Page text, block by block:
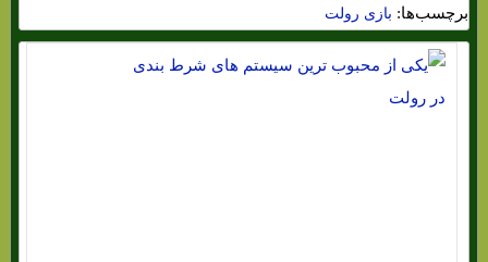
برچسب‌ها: بازی رولت